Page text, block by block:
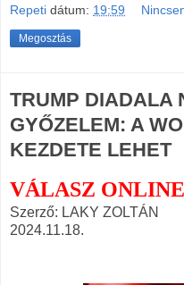
Repeti dátum: 19:59
Megosztás
TRUMP DIADALA
GYŐZELEM: A
KEZDETE LEHET
VÁLASZ ONLINE
Szerző: LAKY ZOLTÁN
2024.11.18.